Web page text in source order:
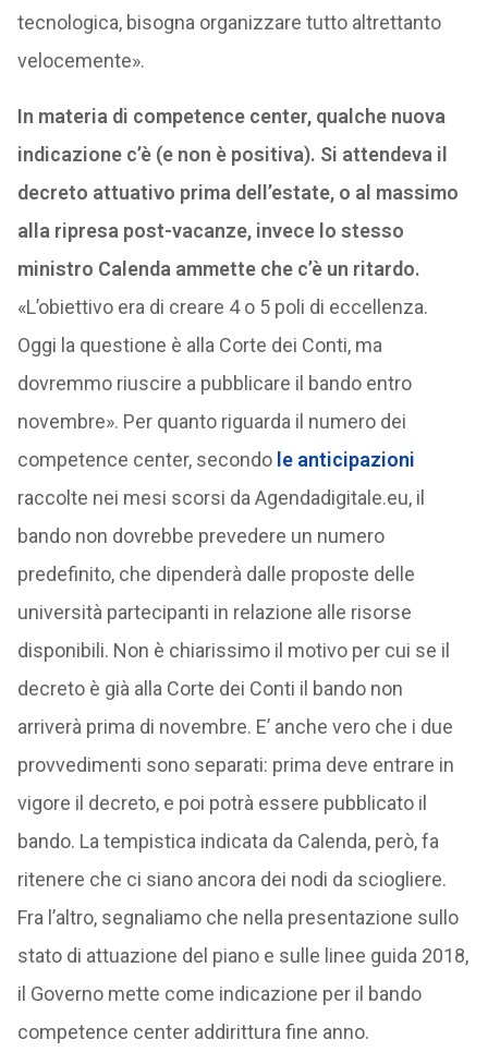
tecnologica, bisogna organizzare tutto altrettanto
velocemente».
In materia di competence center, qualche nuova
indicazione c’è (e non è positiva). Si attendeva il
decreto attuativo prima dell’estate, o al massimo
alla ripresa post-vacanze, invece lo stesso
ministro Calenda ammette che c’è un ritardo.
«L’obiettivo era di creare 4 o 5 poli di eccellenza.
Oggi la questione è alla Corte dei Conti, ma
dovremmo riuscire a pubblicare il bando entro
novembre». Per quanto riguarda il numero dei
competence center, secondo le anticipazioni
raccolte nei mesi scorsi da Agendadigitale.eu, il
bando non dovrebbe prevedere un numero
predefinito, che dipenderà dalle proposte delle
università partecipanti in relazione alle risorse
disponibili. Non è chiarissimo il motivo per cui se il
decreto è già alla Corte dei Conti il bando non
arriverà prima di novembre. E’ anche vero che i due
provvedimenti sono separati: prima deve entrare in
vigore il decreto, e poi potrà essere pubblicato il
bando. La tempistica indicata da Calenda, però, fa
ritenere che ci siano ancora dei nodi da sciogliere.
Fra l’altro, segnaliamo che nella presentazione sullo
stato di attuazione del piano e sulle linee guida 2018,
il Governo mette come indicazione per il bando
competence center addirittura fine anno.